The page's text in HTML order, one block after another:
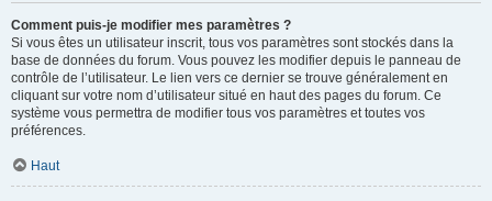
Comment puis-je modifier mes paramètres ?
Si vous êtes un utilisateur inscrit, tous vos paramètres sont stockés dans la
base de données du forum. Vous pouvez les modifier depuis le panneau de
contrôle de l’utilisateur. Le lien vers ce dernier se trouve généralement en
cliquant sur votre nom d’utilisateur situé en haut des pages du forum. Ce
système vous permettra de modifier tous vos paramètres et toutes vos
préférences.
Haut